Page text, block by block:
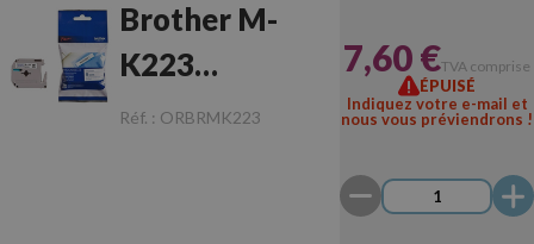
Brother M-
K223
Bleu/Blanc
Réf. : ORBRMK223
7,60 €TVA comprise
ÉPUISÉ
Indiquez votre e-mail et
nous vous préviendrons !